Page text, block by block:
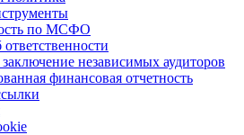
по МСФО
независимых аудиторов
финансовая отчетность